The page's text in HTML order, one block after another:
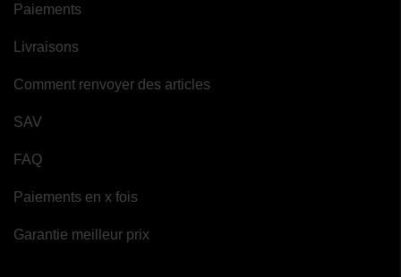
Paiements
Livraisons
Comment renvoyer des articles
SAV
FAQ
Paiements en x fois
Garantie meilleur prix